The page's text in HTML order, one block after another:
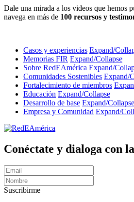
Dale una mirada a los videos que hemos
navega en más de 100 recursos y
Casos y experiencias Expand/
Memorias FIR Expand/Collapse
Sobre RedEAmérica Expand/
Comunidades Sostenibles Expand/
Fortalecimiento de miembros
Educación Expand/Collapse
Desarrollo de base Expand/Collapse
Empresa y Comunidad Expand/
Conéctate y dialoga con
Suscribirme